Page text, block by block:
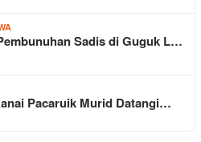
Sadis di Guguk L…
Pacaruik Murid Datangi…